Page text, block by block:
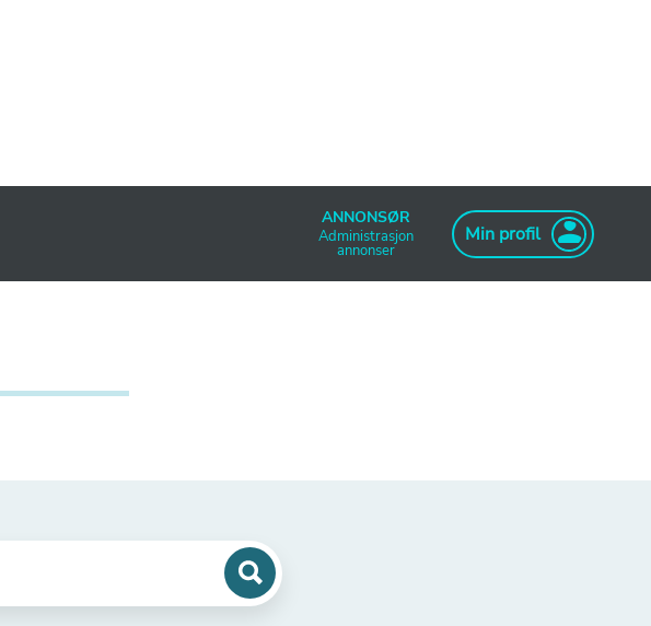
ANNONSØR
Administrasjon
annonser
Min profil